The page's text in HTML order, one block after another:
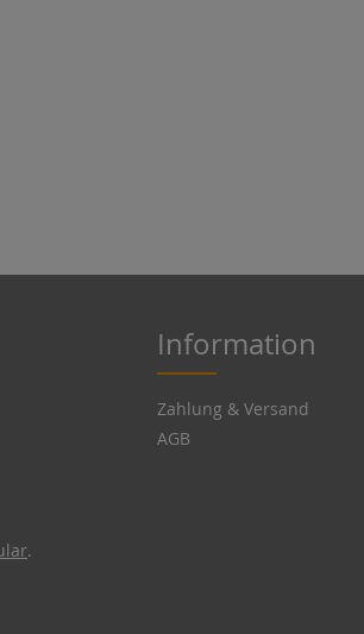
.
Information
Zahlung & Versand
AGB